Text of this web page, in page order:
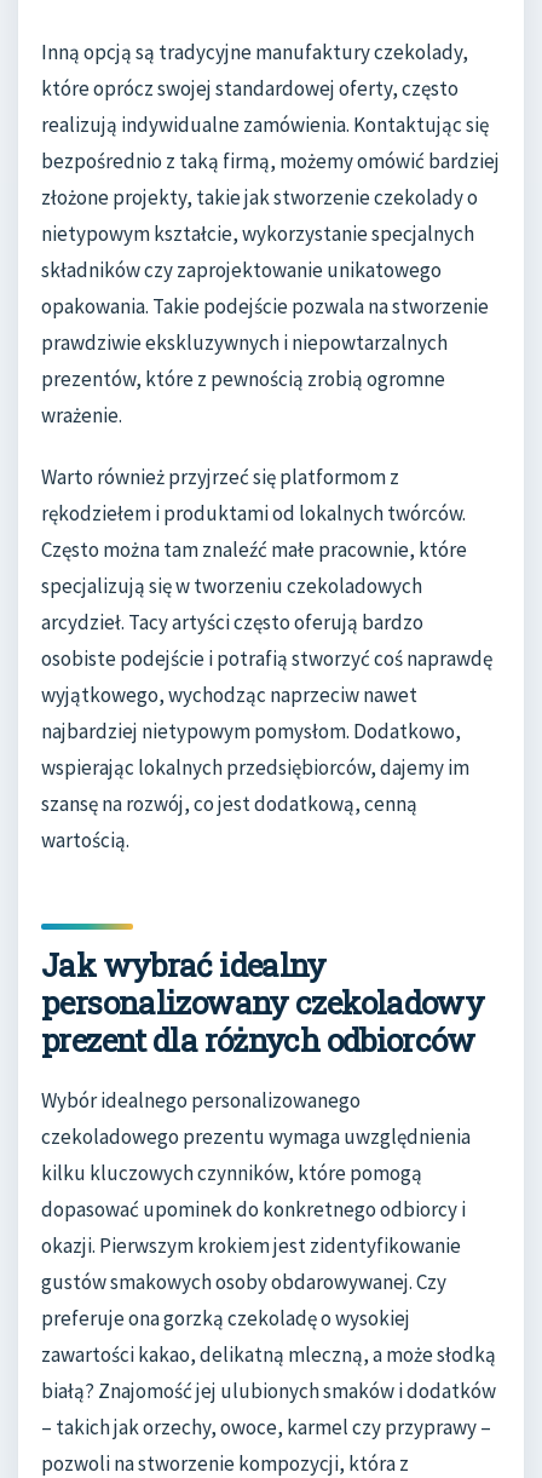
Inną opcją są tradycyjne manufaktury czekolady,
które oprócz swojej standardowej oferty, często
realizują indywidualne zamówienia. Kontaktując się
bezpośrednio z taką firmą, możemy omówić bardziej
złożone projekty, takie jak stworzenie czekolady o
nietypowym kształcie, wykorzystanie specjalnych
składników czy zaprojektowanie unikatowego
opakowania. Takie podejście pozwala na stworzenie
prawdziwie ekskluzywnych i niepowtarzalnych
prezentów, które z pewnością zrobią ogromne
wrażenie.
Warto również przyjrzeć się platformom z
rękodziełem i produktami od lokalnych twórców.
Często można tam znaleźć małe pracownie, które
specjalizują się w tworzeniu czekoladowych
arcydzieł. Tacy artyści często oferują bardzo
osobiste podejście i potrafią stworzyć coś naprawdę
wyjątkowego, wychodząc naprzeciw nawet
najbardziej nietypowym pomysłom. Dodatkowo,
wspierając lokalnych przedsiębiorców, dajemy im
szansę na rozwój, co jest dodatkową, cenną
wartością.
Jak wybrać idealny
personalizowany czekoladowy
prezent dla różnych odbiorców
Wybór idealnego personalizowanego
czekoladowego prezentu wymaga uwzględnienia
kilku kluczowych czynników, które pomogą
dopasować upominek do konkretnego odbiorcy i
okazji. Pierwszym krokiem jest zidentyfikowanie
gustów smakowych osoby obdarowywanej. Czy
preferuje ona gorzką czekoladę o wysokiej
zawartości kakao, delikatną mleczną, a może słodką
białą? Znajomość jej ulubionych smaków i dodatków
– takich jak orzechy, owoce, karmel czy przyprawy –
pozwoli na stworzenie kompozycji, która z